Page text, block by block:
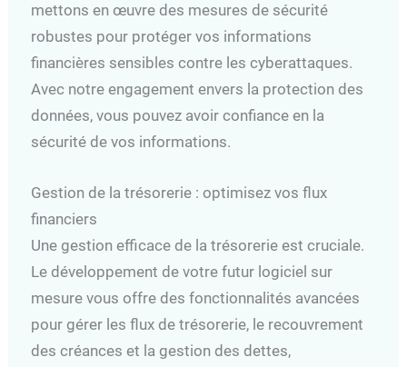
mettons en œuvre des mesures de sécurité
robustes pour protéger vos informations
financières sensibles contre les cyberattaques.
Avec notre engagement envers la protection des
données, vous pouvez avoir confiance en la
sécurité de vos informations.
Gestion de la trésorerie : optimisez vos flux
financiers
Une gestion efficace de la trésorerie est cruciale.
Le développement de votre futur logiciel sur
mesure vous offre des fonctionnalités avancées
pour gérer les flux de trésorerie, le recouvrement
des créances et la gestion des dettes,